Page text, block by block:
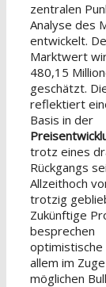
zentralen
Analyse des
entwickelt.
Marktwert
480,15
geschätzt.
reflektiert
Basis in der
trotz eines
Rückgangs
Allzeithoch
trotzig
Zukünftige
besprechen
allem im
möglichen